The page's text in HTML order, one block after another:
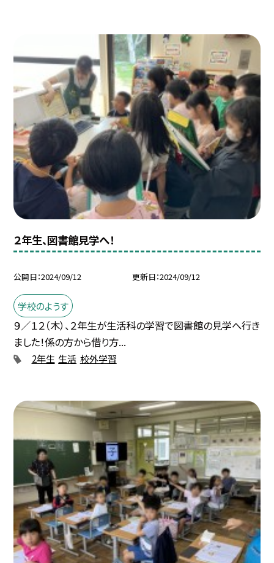
２年生、図書館見学へ！
公開日 2024/09/12 更新日 2024/09/12
学校のようす
９／１２（木）、２年生が生活科の学習で図書館の見学へ行き
ました！係の方から借り方...
2年生 生活 校外学習